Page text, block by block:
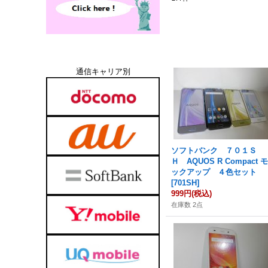
通信キャリア別
ソフトバンク ７０１Ｓ
Ｈ AQUOS R Compact モ
ックアップ ４色セット
[701SH]
999円(税込)
在庫数 2点